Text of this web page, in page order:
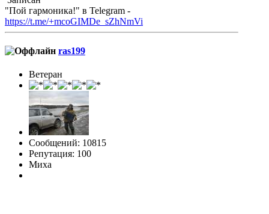
"Пой гармоника!" в Telegram -
https://t.me/+mcoGIMDe_sZhNmVi
ras199
Ветеран
Сообщений: 10815
Репутация: 100
Миха